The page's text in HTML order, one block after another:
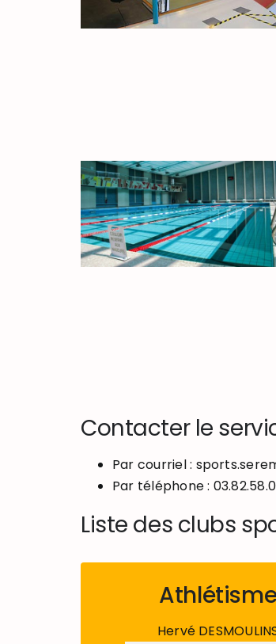
Contacter le
Par courriel :
Par téléphone :
Liste des clubs
Hervé